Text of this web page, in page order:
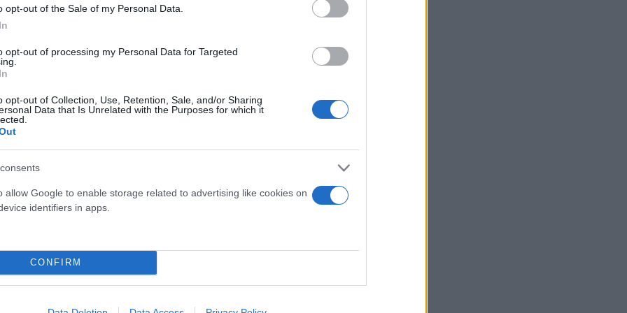
opt-out of the Sale of my Personal Data.
opt-out of processing my Personal Data for Targeted
opt-out of Collection, Use, Retention, Sale, and/or Sharing
Data that Is Unrelated with the Purposes for which it
allow Google to enable storage related to advertising like cookies on
identifiers in apps.
CONFIRM
Τζόουνς και Μάικλ Ντάγκλας - «24 χρόνια πριν είπα "I
με την Σκάρλετ Γιόχανσον
με χείλη ''πάπιας'' και σπάει τα στερεότυπα